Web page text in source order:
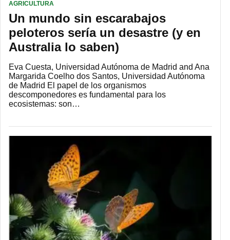
AGRICULTURA
Un mundo sin escarabajos
peloteros sería un desastre (y en
Australia lo saben)
Eva Cuesta, Universidad Autónoma de Madrid and Ana
Margarida Coelho dos Santos, Universidad Autónoma
de Madrid El papel de los organismos
descomponedores es fundamental para los
ecosistemas: son…